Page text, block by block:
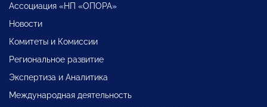
Ассоциация «НП «ОПОРА»
Новости
Комитеты и Комиссии
Региональное развитие
Экспертиза и Аналитика
Международная деятельность